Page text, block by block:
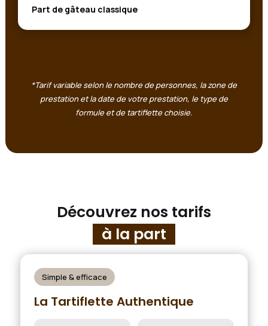
Part de gâteau classique
*Tarif variable selon le nombre de personnes, la zone de
prestation et la date de votre prestation, le type de
formule et de tartiflette choisie.
Découvrez nos tarifs
à la part
Simple & efficace
La Tartiflette Authentique